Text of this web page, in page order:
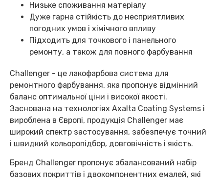
Низьке споживання матеріалу
Дуже гарна стійкість до несприятливих
погодних умов і хімічного впливу
Підходить для точкового і панельного
ремонту, а також для повного фарбування
Challenger - це лакофарбова система для
ремонтного фарбування, яка пропонує відмінний
баланс оптимальної ціни і високої якості.
Заснована на технологіях Axalta Coating Systems і
вироблена в Європі, продукція Challenger має
широкий спектр застосування, забезпечує точний
і швидкий кольоропідбор, довговічність і якість.
Бренд Challenger пропонує збалансований набір
базових покриттів і двокомпонентних емалей, які